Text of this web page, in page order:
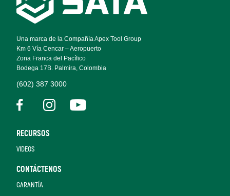
Navigation
Una marca de la Compañía Apex Tool Group
Km 6 Vía Cencar – Aeropuerto
Zona Franca del Pacífico
Bodega 17B. Palmira, Colombia
(602) 387 3000
RECURSOS
VIDEOS
CONTÁCTENOS
GARANTÍA